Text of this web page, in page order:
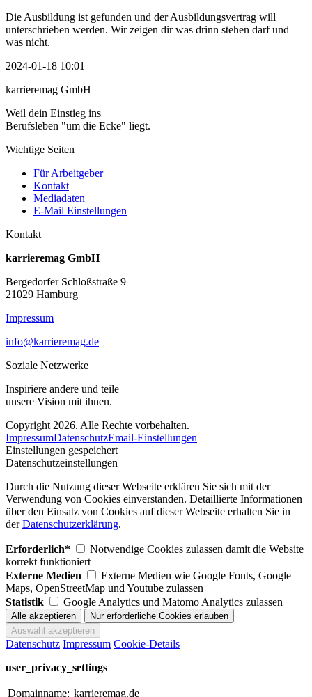
Die Ausbildung ist gefunden und der Ausbildungsvertrag will
unterschrieben werden. Wir zeigen dir was drinn stehen darf und
was nicht.
2024-01-18 10:01
karrieremag GmbH
Weil dein Einstieg ins
Berufsleben "um die Ecke" liegt.
Wichtige Seiten
Für Arbeitgeber
Kontakt
Mediadaten
E-Mail Einstellungen
Kontakt
karrieremag GmbH
Bergedorfer Schloßstraße 9
21029 Hamburg
Impressum
info@karrieremag.de
Soziale Netzwerke
Inspiriere andere und teile
unsere Vision mit ihnen.
Copyright 2026. Alle Rechte vorbehalten.
ImpressumDatenschutzEmail-Einstellungen
Einstellungen gespeichert
Datenschutzeinstellungen
Durch die Nutzung dieser Webseite erklären Sie sich mit der
Verwendung von Cookies einverstanden. Detaillierte Informationen
über den Einsatz von Cookies auf dieser Webseite erhalten Sie in
derDatenschutzerklärung.
Erforderlich*
Notwendige Cookies zulassen damit die Website
korrekt funktioniert
Externe Medien
Externe Medien wie Google Fonts, Google
Maps, OpenStreetMap und Youtube zulassen
Statistik
Google Analytics und Matomo Analytics zulassen
Datenschutz Impressum Cookie-Details
user_privacy_settings
Domainname: karrieremag.de